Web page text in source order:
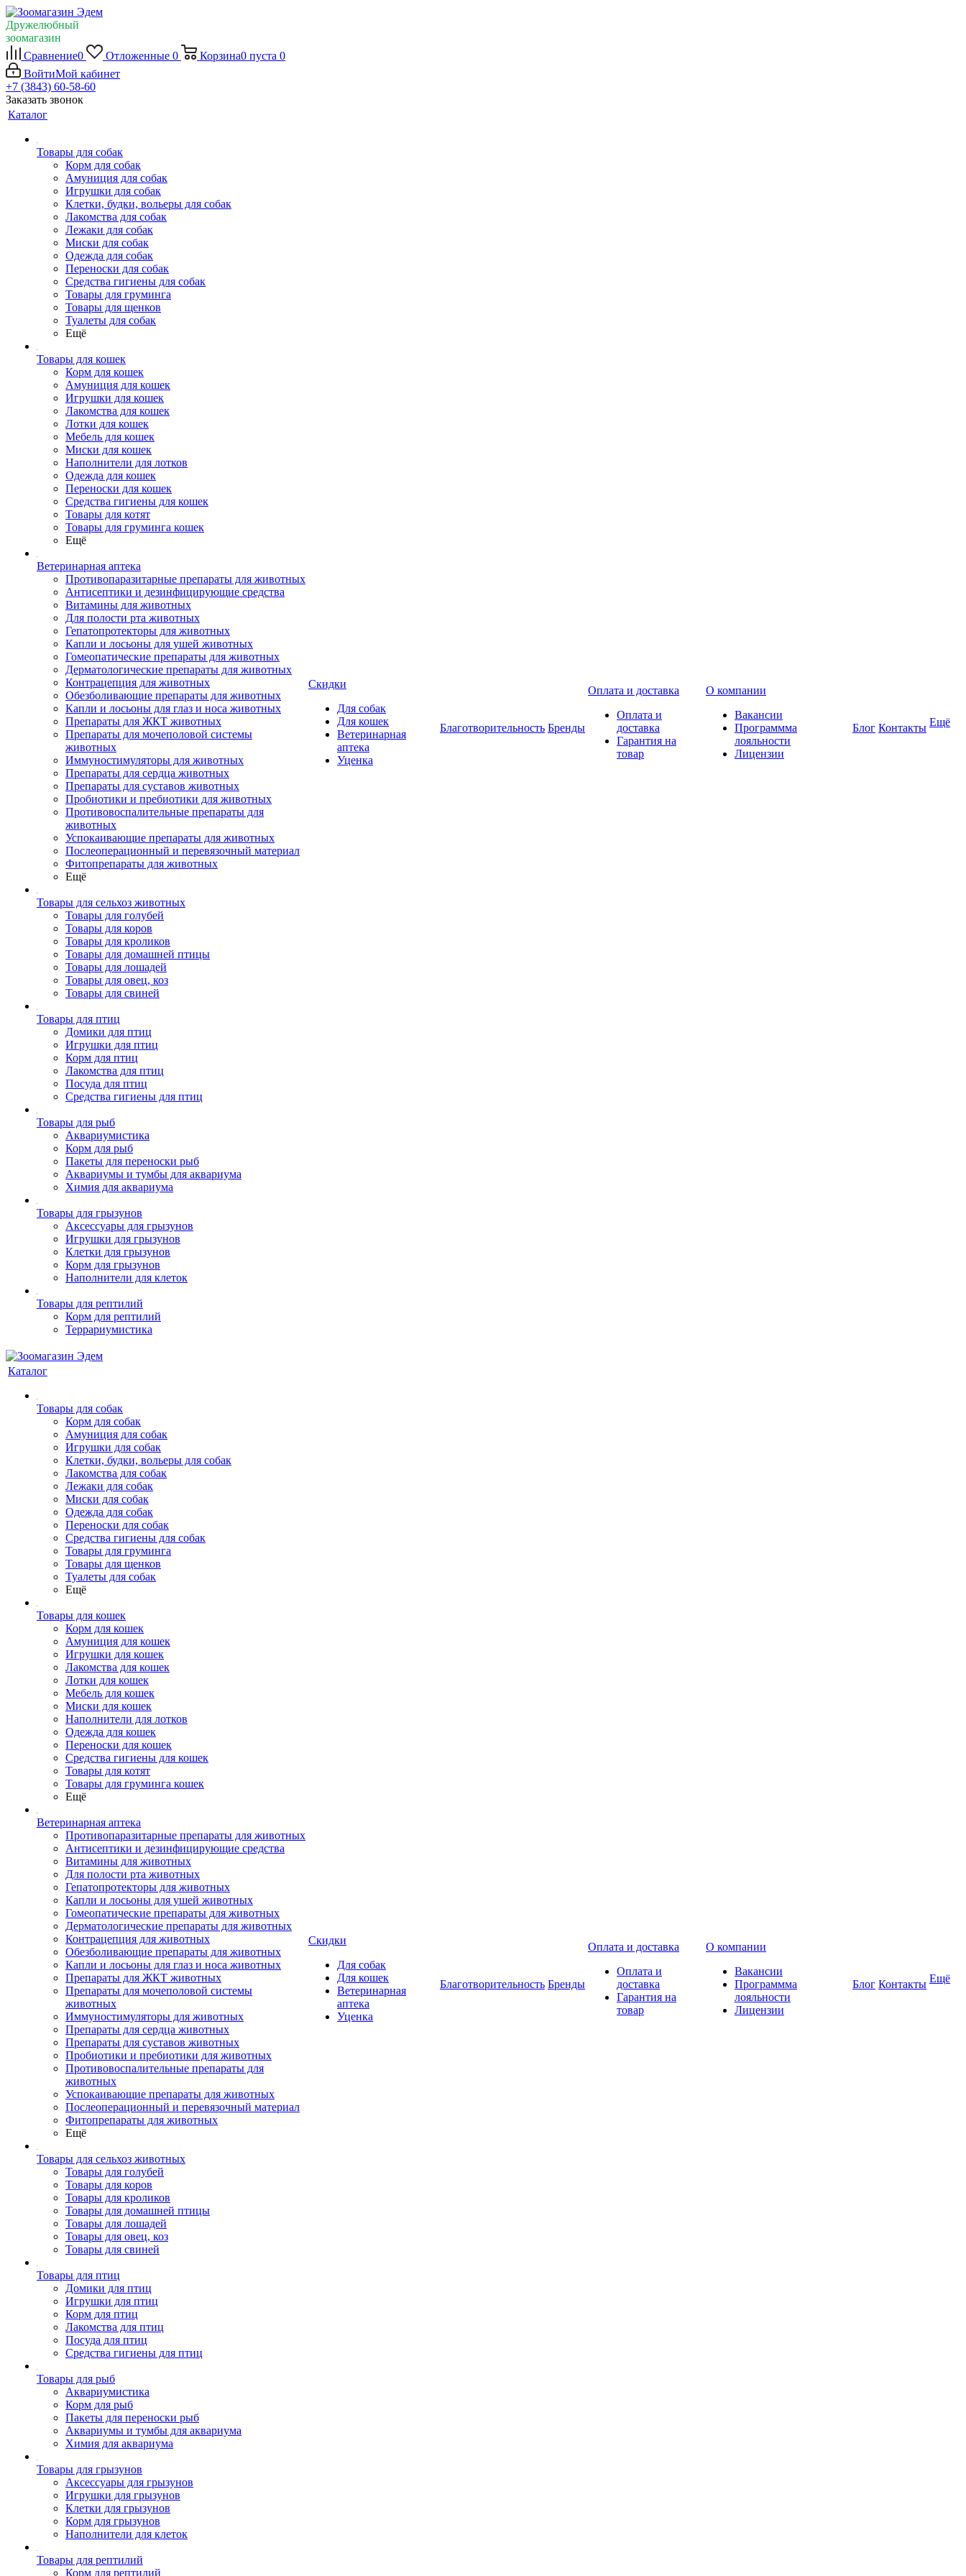
Дружелюбный
зоомагазин
Сравнение0 Отложенные 0 Корзина0 пуста 0
ВойтиМой кабинет
+7 (3843) 60-58-60
Заказать звонок
Каталог
Товары для собак
Корм для собак
Амуниция для собак
Игрушки для собак
Клетки, будки, вольеры для собак
Лакомства для собак
Лежаки для собак
Миски для собак
Одежда для собак
Переноски для собак
Средства гигиены для собак
Товары для груминга
Товары для щенков
Туалеты для собак
Ещё
Товары для кошек
Корм для кошек
Амуниция для кошек
Игрушки для кошек
Лакомства для кошек
Лотки для кошек
Мебель для кошек
Миски для кошек
Наполнители для лотков
Одежда для кошек
Переноски для кошек
Средства гигиены для кошек
Товары для котят
Товары для груминга кошек
Ещё
Ветеринарная аптека
Противопаразитарные препараты для животных
Антисептики и дезинфицирующие средства
Витамины для животных
Для полости рта животных
Гепатопротекторы для животных
Капли и лосьоны для ушей животных
Гомеопатические препараты для животных
Дерматологические препараты для животных
Контрацепция для животных
Обезболивающие препараты для животных
Капли и лосьоны для глаз и носа животных
Препараты для ЖКТ животных
Препараты для мочеполовой системы
животных
Иммуностимуляторы для животных
Препараты для сердца животных
Препараты для суставов животных
Пробиотики и пребиотики для животных
Противовоспалительные препараты для
животных
Успокаивающие препараты для животных
Послеоперационный и перевязочный материал
Фитопрепараты для животных
Ещё
Товары для сельхоз животных
Товары для голубей
Товары для коров
Товары для кроликов
Товары для домашней птицы
Товары для лошадей
Товары для овец, коз
Товары для свиней
Товары для птиц
Домики для птиц
Игрушки для птиц
Корм для птиц
Лакомства для птиц
Посуда для птиц
Средства гигиены для птиц
Товары для рыб
Аквариумистика
Корм для рыб
Пакеты для переноски рыб
Аквариумы и тумбы для аквариума
Химия для аквариума
Товары для грызунов
Аксессуары для грызунов
Игрушки для грызунов
Клетки для грызунов
Корм для грызунов
Наполнители для клеток
Товары для рептилий
Корм для рептилий
Террариумистика
Скидки
Для собак
Для кошек
Ветеринарная
аптека
Уценка
Благотворительность Бренды
Оплата и доставка
Оплата и
доставка
Гарантия на
товар
О компании
Вакансии
Программма
лояльности
Лицензии
Блог Контакты Ещё
Каталог
Товары для собак
Корм для собак
Амуниция для собак
Игрушки для собак
Клетки, будки, вольеры для собак
Лакомства для собак
Лежаки для собак
Миски для собак
Одежда для собак
Переноски для собак
Средства гигиены для собак
Товары для груминга
Товары для щенков
Туалеты для собак
Ещё
Товары для кошек
Корм для кошек
Амуниция для кошек
Игрушки для кошек
Лакомства для кошек
Лотки для кошек
Мебель для кошек
Миски для кошек
Наполнители для лотков
Одежда для кошек
Переноски для кошек
Средства гигиены для кошек
Товары для котят
Товары для груминга кошек
Ещё
Ветеринарная аптека
Противопаразитарные препараты для животных
Антисептики и дезинфицирующие средства
Витамины для животных
Для полости рта животных
Гепатопротекторы для животных
Капли и лосьоны для ушей животных
Гомеопатические препараты для животных
Дерматологические препараты для животных
Контрацепция для животных
Обезболивающие препараты для животных
Капли и лосьоны для глаз и носа животных
Препараты для ЖКТ животных
Препараты для мочеполовой системы
животных
Иммуностимуляторы для животных
Препараты для сердца животных
Препараты для суставов животных
Пробиотики и пребиотики для животных
Противовоспалительные препараты для
животных
Успокаивающие препараты для животных
Послеоперационный и перевязочный материал
Фитопрепараты для животных
Ещё
Товары для сельхоз животных
Товары для голубей
Товары для коров
Товары для кроликов
Товары для домашней птицы
Товары для лошадей
Товары для овец, коз
Товары для свиней
Товары для птиц
Домики для птиц
Игрушки для птиц
Корм для птиц
Лакомства для птиц
Посуда для птиц
Средства гигиены для птиц
Товары для рыб
Аквариумистика
Корм для рыб
Пакеты для переноски рыб
Аквариумы и тумбы для аквариума
Химия для аквариума
Товары для грызунов
Аксессуары для грызунов
Игрушки для грызунов
Клетки для грызунов
Корм для грызунов
Наполнители для клеток
Товары для рептилий
Корм для рептилий
Скидки
Для собак
Для кошек
Ветеринарная
аптека
Уценка
Благотворительность Бренды
Оплата и доставка
Оплата и
доставка
Гарантия на
товар
О компании
Вакансии
Программма
лояльности
Лицензии
Блог Контакты Ещё